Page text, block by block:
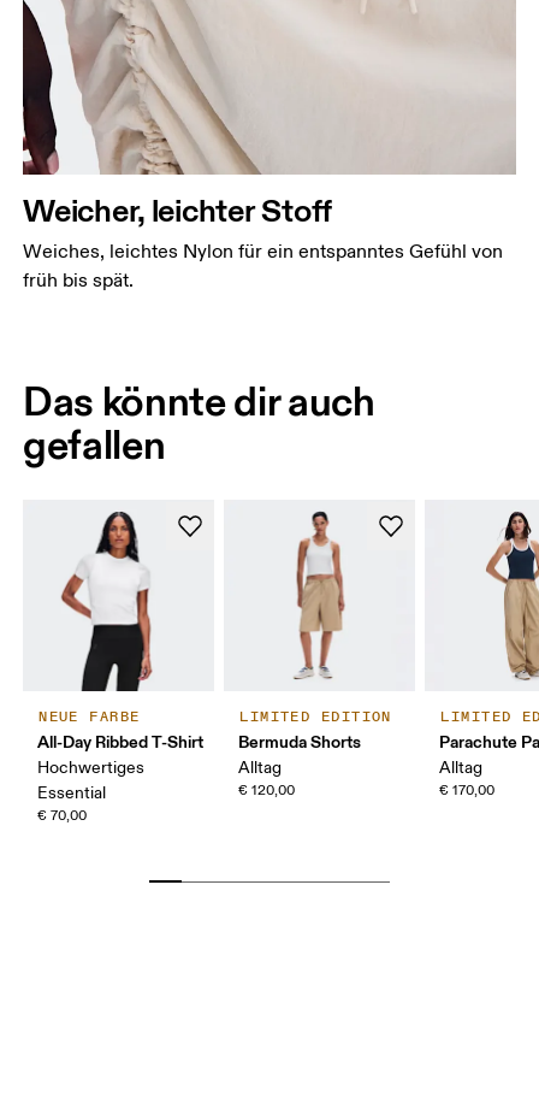
Weicher, leichter Stoff
Weiches, leichtes Nylon für ein entspanntes Gefühl von
früh bis spät.
Das könnte dir auch
gefallen
NEUE FARBE
All-Day Ribbed T-Shirt
Hochwertiges
Essential
€ 70,00
LIMITED EDITION
Bermuda Shorts
Alltag
€ 120,00
LIMITED
Parachute
Alltag
€ 170,00